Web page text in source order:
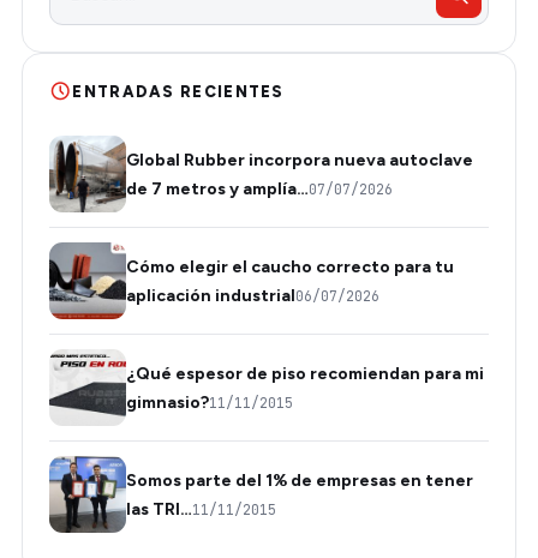
ENTRADAS RECIENTES
Global Rubber incorpora nueva autoclave
de 7 metros y amplía…07/07/2026
Cómo elegir el caucho correcto para tu
aplicación industrial06/07/2026
¿Qué espesor de piso recomiendan para mi
gimnasio?11/11/2015
Somos parte del 1% de empresas en tener
las TRI…11/11/2015